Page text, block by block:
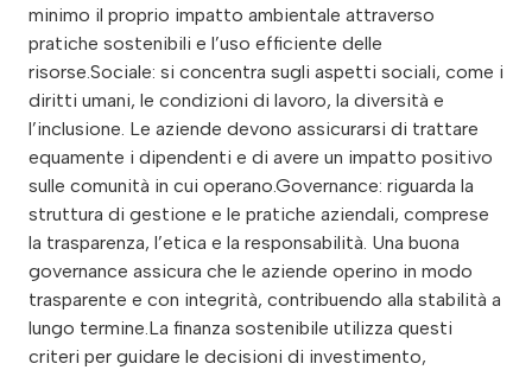
minimo il proprio impatto ambientale attraverso
pratiche sostenibili e l’uso efficiente delle
risorse.Sociale: si concentra sugli aspetti sociali, come i
diritti umani, le condizioni di lavoro, la diversità e
l’inclusione. Le aziende devono assicurarsi di trattare
equamente i dipendenti e di avere un impatto positivo
sulle comunità in cui operano.Governance: riguarda la
struttura di gestione e le pratiche aziendali, comprese
la trasparenza, l’etica e la responsabilità. Una buona
governance assicura che le aziende operino in modo
trasparente e con integrità, contribuendo alla stabilità a
lungo termine.La finanza sostenibile utilizza questi
criteri per guidare le decisioni di investimento,